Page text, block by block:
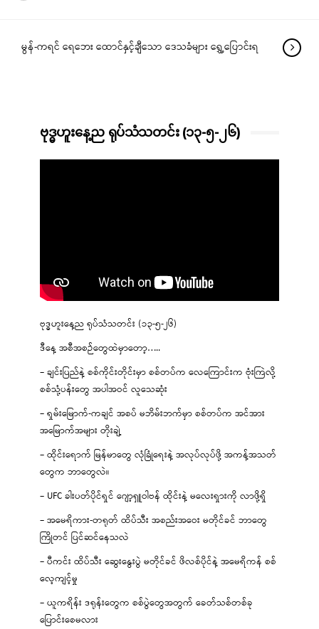
မွန်-ကရင် ရေဘေး ထောင်နှင့်ချီသော ဒေသခံများ ရွှေ့ပြောင်းရ
ဗုဒ္ဓဟူးနေ့ည ရုပ်သံသတင်း (၁၃-၅-၂၆)
ဗုဒ္ဓဟူးနေ့ည ရုပ်သံသတင်း (၁၃-၅-၂၆)
ဒီနေ့ အစီအစဉ်တွေထဲမှာတော့…..
– ချင်းပြည်နဲ့ စစ်ကိုင်းတိုင်းမှာ စစ်တပ်က လေကြောင်းက ဗုံးကြဲလို့
စစ်သုံ့ပန်းတွေ အပါအဝင် လူသေဆုံး
– ရှမ်းမြောက်-ကချင် အစပ် မဘိမ်းဘက်မှာ စစ်တပ်က အင်အား
အမြောက်အများ တိုးချဲ့
– ထိုင်းရောက် မြန်မာတွေ လုံခြုံရေးနဲ့ အလုပ်လုပ်ဖို့ အကန့်အသတ်
တွေက ဘာတွေလဲ။
– UFC ခါးပတ်ပိုင်ရှင် ဂျော့ရှူဝါဗန် ထိုင်းနဲ့ မလေးရှားကို လာဖို့ရှိ
– အမေရိကား-တရုတ် ထိပ်သီး အစည်းအဝေး မတိုင်ခင် ဘာတွေ
ကြိုတင် ပြင်ဆင်နေသလဲ
– ပီကင်း ထိပ်သီး ဆွေးနွေးပွဲ မတိုင်ခင် ဖိလစ်ပိုင်နဲ့ အမေရိကန် စစ်
လေ့ကျင့်မှု
– ယူကရိန်း ဒရုန်းတွေက စစ်ပွဲတွေအတွက် ခေတ်သစ်တစ်ခု
ပြောင်းစေမလား